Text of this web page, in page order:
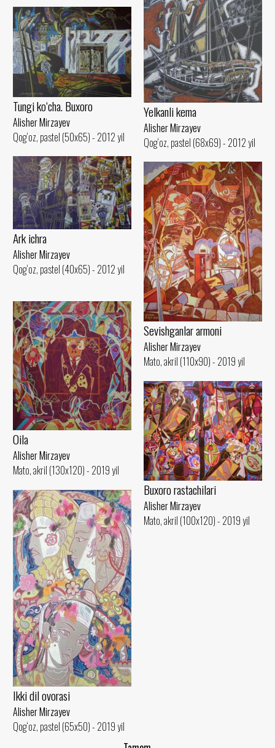
Yelkanli kema
Alisher Mirzayev
Qog‘oz, pastel (68x69) - 2012 yil
Tungi ko‘cha. Buxoro
Alisher Mirzayev
Qog‘oz, pastel (50x65) - 2012 yil
Ark ichra
Alisher Mirzayev
Qog‘oz, pastel (40x65) - 2012 yil
Sevishganlar armoni
Alisher Mirzayev
Mato, akril (110x90) - 2019 yil
Oila
Alisher Mirzayev
Mato, akril (130x120) - 2019 yil
Buxoro rastachilari
Alisher Mirzayev
Mato, akril (100x120) - 2019 yil
Ikki dil ovorasi
Alisher Mirzayev
Qog‘oz, pastel (65x50) - 2019 yil